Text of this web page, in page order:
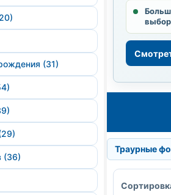
(31)
(36)
выбор
Траурные